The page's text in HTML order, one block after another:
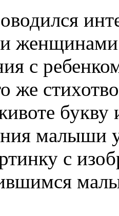
с
же
букву
малыши
с